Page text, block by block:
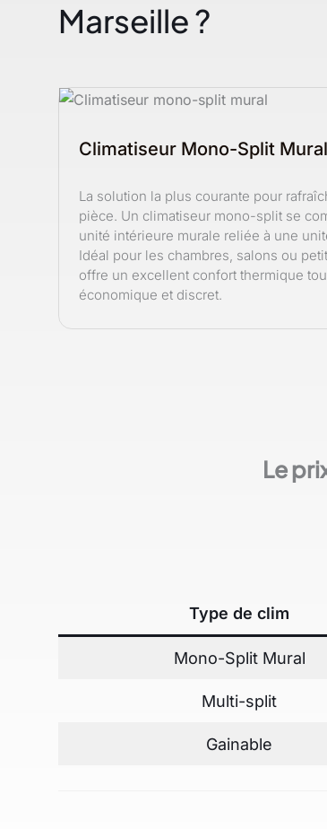
Marseille ?
Climatiseur Mono-Split Mural
La solution la plus courante pour
pièce. Un climatiseur mono-split se
unité intérieure murale reliée à une
Idéal pour les chambres, salons ou
offre un excellent confort thermique
économique et discret.
Le
Type de clim
Mono-Split Mural
Multi-split
Gainable